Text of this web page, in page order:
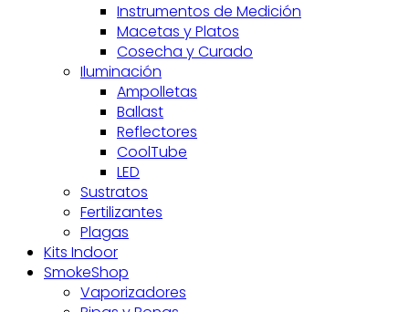
Instrumentos de Medición
Macetas y Platos
Cosecha y Curado
Iluminación
Ampolletas
Ballast
Reflectores
CoolTube
LED
Sustratos
Fertilizantes
Plagas
Kits Indoor
SmokeShop
Vaporizadores